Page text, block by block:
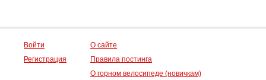
Войти
Регистрация
О сайте
Правила постинга
О горном велосипеде (новичкам)